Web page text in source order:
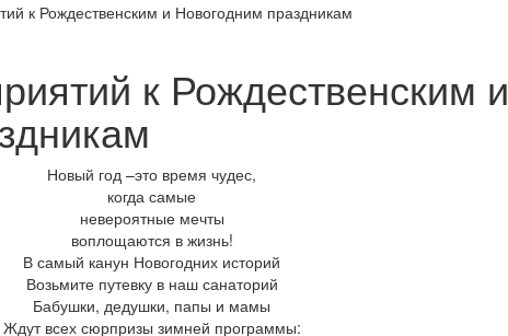
к Рождественским и Новогодним праздникам
к Рождественским и
Новый год –это время чудес,
когда самые
невероятные мечты
воплощаются в жизнь!
В самый канун Новогодних историй
Возьмите путевку в наш санаторий
Бабушки, дедушки, папы и мамы
Ждут всех сюрпризы зимней программы: